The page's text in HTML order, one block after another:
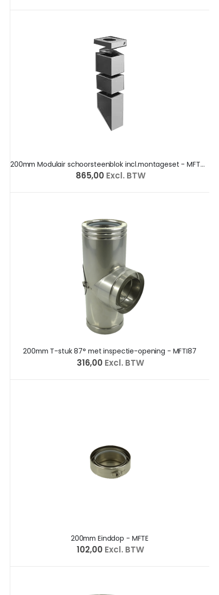
200mm Modulair schoorsteenblok incl.montageset - MFTOP
€ 865,00 Excl. BTW
200mm T-stuk 87° met inspectie-opening - MFTI87
€ 316,00 Excl. BTW
200mm Einddop - MFTE
€ 102,00 Excl. BTW